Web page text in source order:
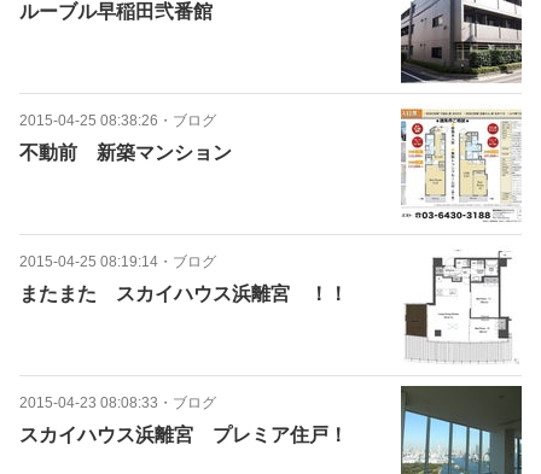
ルーブル早稲田弐番館
2015-04-25 08:38:26 ・ ブログ
不動前 新築マンション
2015-04-25 08:19:14 ・ ブログ
またまた スカイハウス浜離宮 ！！
2015-04-23 08:08:33 ・ ブログ
スカイハウス浜離宮 プレミア住戸！